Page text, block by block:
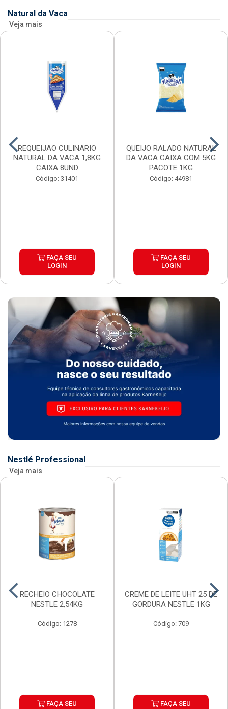
Natural da Vaca
Veja mais
REQUEIJAO CULINARIO
NATURAL DA VACA 1,8KG
CAIXA 8UND
Código: 31401
FAÇA SEU
LOGIN
QUEIJO RALADO NATURAL
DA VACA CAIXA COM 5KG
PACOTE 1KG
Código: 44981
FAÇA SEU
LOGIN
Nestlé Professional
Veja mais
RECHEIO CHOCOLATE
NESTLE 2,54KG
Código: 1278
FAÇA SEU
CREME DE LEITE UHT 25 DE
GORDURA NESTLE 1KG
Código: 709
FAÇA SEU